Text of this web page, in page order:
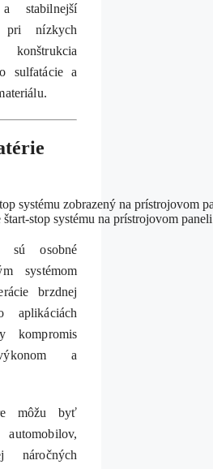
stabilnejší
nízkych
konštrukcia
sulfatácie a
stop systému na prístrojovom
sú osobné
systémom
brzdnej
aplikáciách
kompromis
a
môžu byť
náročných